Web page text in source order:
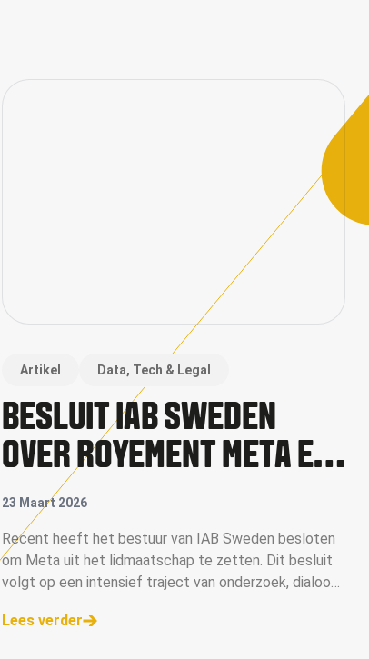
Artikel Data, Tech & Legal
BESLUIT IAB SWEDEN
OVER ROYEMENT META EN
BREDERE IMPLICATIES
VOOR DE DIGITALE
ADVERTENTIEKETEN
23 Maart 2026
Recent heeft het bestuur van IAB Sweden besloten
om Meta uit het lidmaatschap te zetten. Dit besluit
volgt op een intensief traject van onderzoek, dialoog
bestrijding van frauduleuze
Lees verder